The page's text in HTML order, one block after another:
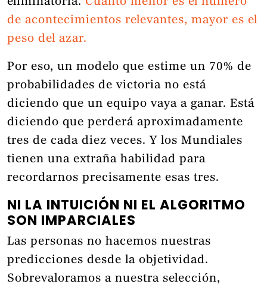
de acontecimientos relevantes, mayor es el
peso del azar.
Por eso, un modelo que estime un 70% de
probabilidades de victoria no está
diciendo que un equipo vaya a ganar. Está
diciendo que perderá aproximadamente
tres de cada diez veces. Y los Mundiales
tienen una extraña habilidad para
recordarnos precisamente esas tres.
NI LA INTUICIÓN NI EL ALGORITMO
SON IMPARCIALES
Las personas no hacemos nuestras
predicciones desde la objetividad.
Sobrevaloramos a nuestra selección,